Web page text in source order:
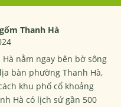
Thanh Hà
Hà nằm ngay bên bờ sông
bàn phường Thanh Hà,
khu phố cổ khoảng
Hà có lịch sử gần 500